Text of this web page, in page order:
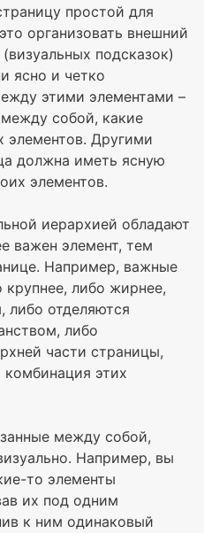
простой для
организовать внешний
подсказок)
ясно и четко
этими элементами –
собой, какие
элементов. Другими
должна иметь ясную
элементов.
иерархией обладают
важен элемент, тем
Например, важные
крупнее, либо жирнее,
либо отделяются
либо
части страницы,
комбинация этих
между собой,
Например, вы
то элементы
их под одним
к ним одинаковый